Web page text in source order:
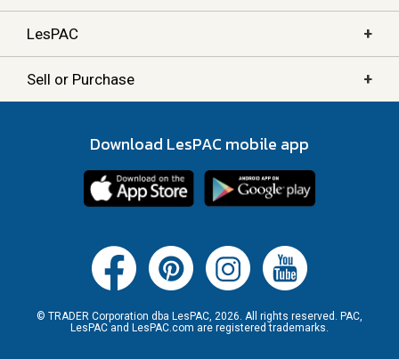
LesPAC +
Sell or Purchase +
Download LesPAC mobile app
© TRADER Corporation dba LesPAC, 2026. All rights reserved. PAC,
LesPAC and LesPAC.com are registered trademarks.